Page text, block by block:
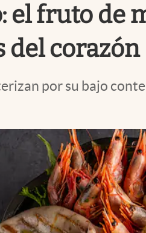
el fruto de
del corazón
por su bajo